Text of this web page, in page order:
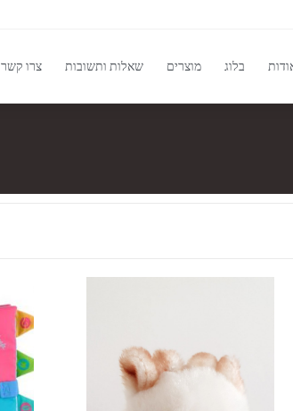
בלוג מוצרים שאלות ותשובות צרו קשר